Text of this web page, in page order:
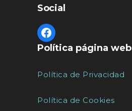
Social
Política página web
Política de Privacidad
Política de Cookies